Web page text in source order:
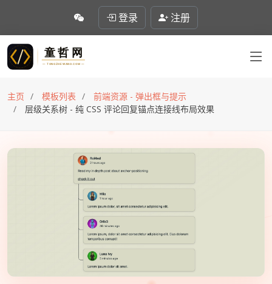
登录 注册
主页 模板列表
前端资源 - 弹出框与提示
层级关系树 - 纯 CSS 评论回复锚点连接线布局效果